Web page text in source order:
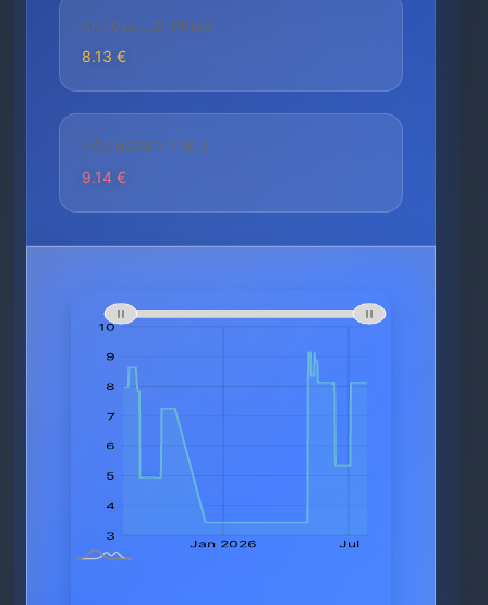
AKTUELLER PREIS
8.13 €
HÖCHSTER PREIS
9.14 €